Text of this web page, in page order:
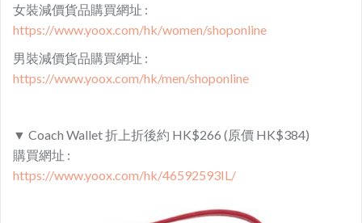
女裝減價貨品購買網址 :
https://www.yoox.com/hk/women/shoponline
男裝減價貨品購買網址 :
https://www.yoox.com/hk/men/shoponline
▼ Coach Wallet 折上折後約 HK$266 (原價 HK$384)
購買網址 :
https://www.yoox.com/hk/46592593IL/